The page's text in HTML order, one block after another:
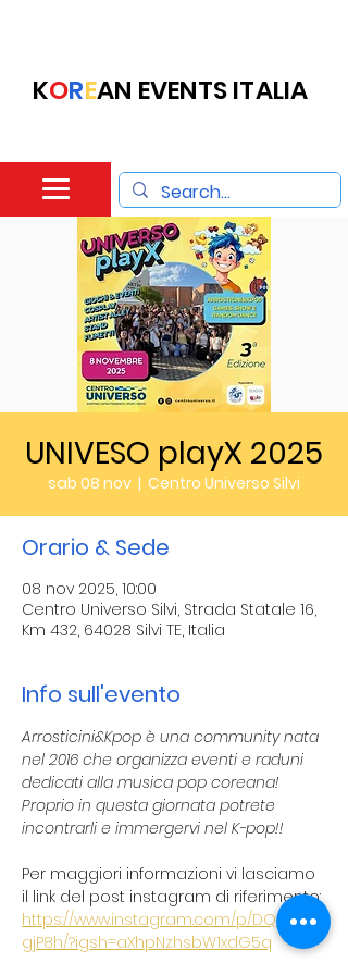
KOREAN EVENTS ITALIA
UNIVESO playX 2025
sab 08 nov
  |
Centro Universo Silvi
Orario & Sede
08 nov 2025, 10:00
Centro Universo Silvi, Strada Statale 16,
Km 432, 64028 Silvi TE, Italia
Info sull'evento
Arrosticini&Kpop è una community nata
nel 2016 che organizza eventi e raduni
dedicati alla musica pop coreana!
Proprio in questa giornata potrete
incontrarli e immergervi nel K-pop!!
Per maggiori informazioni vi lasciamo
il link del post instagram di riferimento:
https://www.instagram.com/p/DQBeHM
gjP8h/?igsh=aXhpNzhsbW1xdG5q